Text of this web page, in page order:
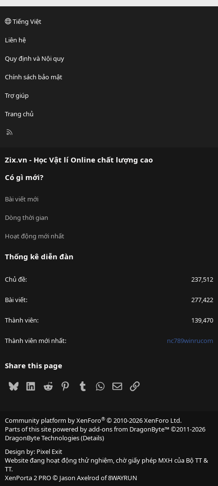
Tiếng Việt
Liên hệ
Quy định và Nội quy
Chính sách bảo mật
Trợ giúp
Trang chủ
R
Zix.vn - Học Vật lí Online chất lượng cao
Có gì mới?
Bài viết mới
Dòng thời gian
Hoạt động mới nhất
Thống kê diễn đàn
Chủ đề 237,512
Bài viết 277,422
Thành viên 139,470
Thành viên mới nhất nc789winrucom
Share this page
BlueskyLinkedIn
Reddit PinterestTumblrWhatsApp
EmailLink
Community platform by XenForo® © 2010-2026 XenForo Ltd.
Parts of this site powered byadd-ons from DragonByte™©2011-2026
DragonByte Technologies(Details)
Design by: Pixel Exit
Website đang hoạt động thử nghiệm, chờ giấy phép MXH của Bộ TT &
TT.
XenPorta 2 PRO© Jason Axelrod of8WAYRUN